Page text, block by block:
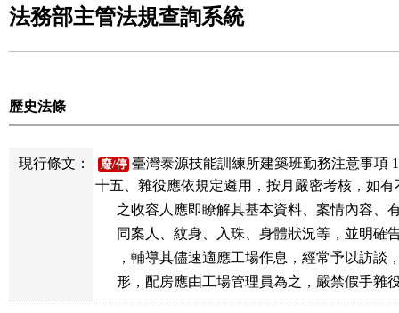
法務部主管法規查詢系統
歷史法條
現行條文： 廢/停 臺灣泰源技能訓練所建築班勤務注意事項
十五、雜役應依規定遴用，按月嚴密考核，如
之收容人應即瞭解其基本資料、案情內容
同案人、紋身、入珠、身體狀況等，並明
，輔導其儘速適應工場作息，經常予以訪
形，配房應由工場管理員為之，嚴禁假手雜